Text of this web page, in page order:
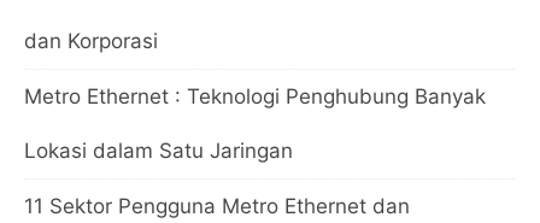
dan Korporasi
Metro Ethernet : Teknologi Penghubung Banyak
Lokasi dalam Satu Jaringan
11 Sektor Pengguna Metro Ethernet dan